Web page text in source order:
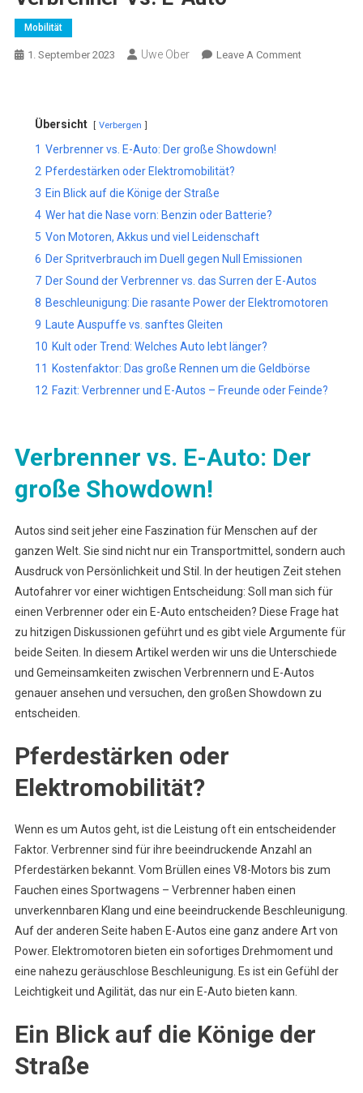
Mobilität
1. September 2023 Uwe Ober Leave A CommentOn
Übersicht Verbergen
1 Verbrenner vs. E-Auto: Der große Showdown!
2 Pferdestärken oder Elektromobilität?
3 Ein Blick auf die Könige der Straße
4 Wer hat die Nase vorn: Benzin oder Batterie?
5 Von Motoren, Akkus und viel Leidenschaft
6 Der Spritverbrauch im Duell gegen Null Emissionen
7 Der Sound der Verbrenner vs. das Surren der E-Autos
8 Beschleunigung: Die rasante Power der Elektromotoren
9
Laute Auspuffe vs. sanftes Gleiten
10 Kult oder Trend: Welches Auto lebt länger?
11
Kostenfaktor: Das große Rennen um die Geldbörse
12 Fazit: Verbrenner und E-Autos – Freunde oder Feinde?
Verbrenner vs. E-Auto: Der
große Showdown!
Autos sind seit jeher eine Faszination für Menschen auf der
ganzen Welt. Sie sind nicht nur ein Transportmittel, sondern auch
Ausdruck von Persönlichkeit und Stil. In der heutigen Zeit stehen
Autofahrer vor einer wichtigen Entscheidung: Soll man sich für
einen Verbrenner oder ein E-Auto entscheiden? Diese Frage hat
zu hitzigen Diskussionen geführt und es gibt viele Argumente für
beide Seiten. In diesem Artikel werden wir uns die Unterschiede
und Gemeinsamkeiten zwischen Verbrennern und E-Autos
genauer ansehen und versuchen, den großen Showdown zu
entscheiden.
Pferdestärken oder
Elektromobilität?
Wenn es um Autos geht, ist die Leistung oft ein entscheidender
Faktor. Verbrenner sind für ihre beeindruckende Anzahl an
Pferdestärken bekannt. Vom Brüllen eines V8-Motors bis zum
Fauchen eines Sportwagens – Verbrenner haben einen
unverkennbaren Klang und eine beeindruckende Beschleunigung.
Auf der anderen Seite haben E-Autos eine ganz andere Art von
Power. Elektromotoren bieten ein sofortiges Drehmoment und
eine nahezu geräuschlose Beschleunigung. Es ist ein Gefühl der
Leichtigkeit und Agilität, das nur ein E-Auto bieten kann.
Ein Blick auf die Könige der
Straße